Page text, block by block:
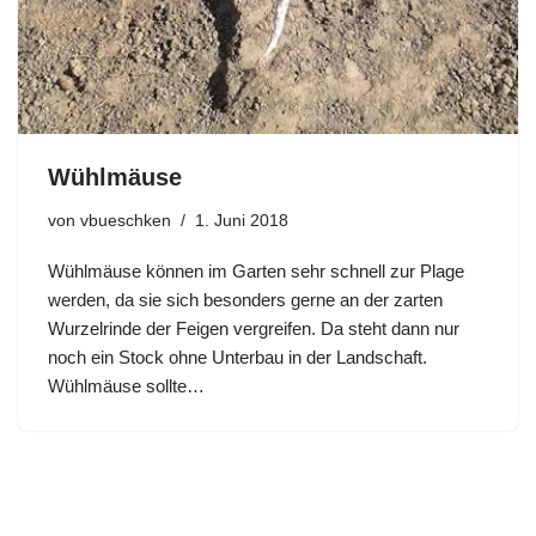
Wühlmäuse
von vbueschken 1. Juni 2018
Wühlmäuse können im Garten sehr schnell zur Plage
werden, da sie sich besonders gerne an der zarten
Wurzelrinde der Feigen vergreifen. Da steht dann nur
noch ein Stock ohne Unterbau in der Landschaft.
Wühlmäuse sollte…